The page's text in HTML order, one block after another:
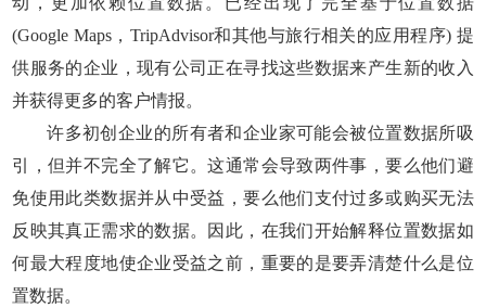
(Google Maps，TripAdvisor和其他与旅行相关的应用程序) 提
供服务的企业，现有公司正在寻找这些数据来产生新的收入
并获得更多的客户情报。
许多初创企业的所有者和企业家可能会被位置数据所吸
引，但并不完全了解它。这通常会导致两件事，要么他们避
免使用此类数据并从中受益，要么他们支付过多或购买无法
反映其真正需求的数据。因此，在我们开始解释位置数据如
何最大程度地使企业受益之前，重要的是要弄清楚什么是位
置数据。